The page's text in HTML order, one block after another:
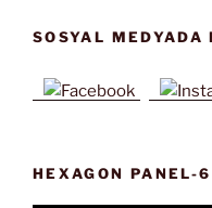
SOSYAL
HEXAGON PANEL-